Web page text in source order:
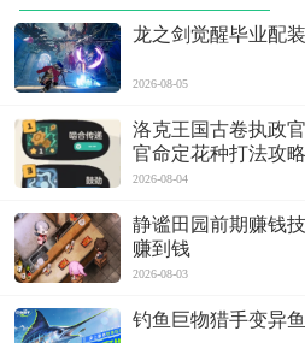
龙之剑觉醒毕业配
2026-08-05
洛克王国古卷执政
官命定花种打法攻略
2026-08-04
静谧田园前期赚钱
赚到钱
2026-08-03
钓鱼巨物猎手变异